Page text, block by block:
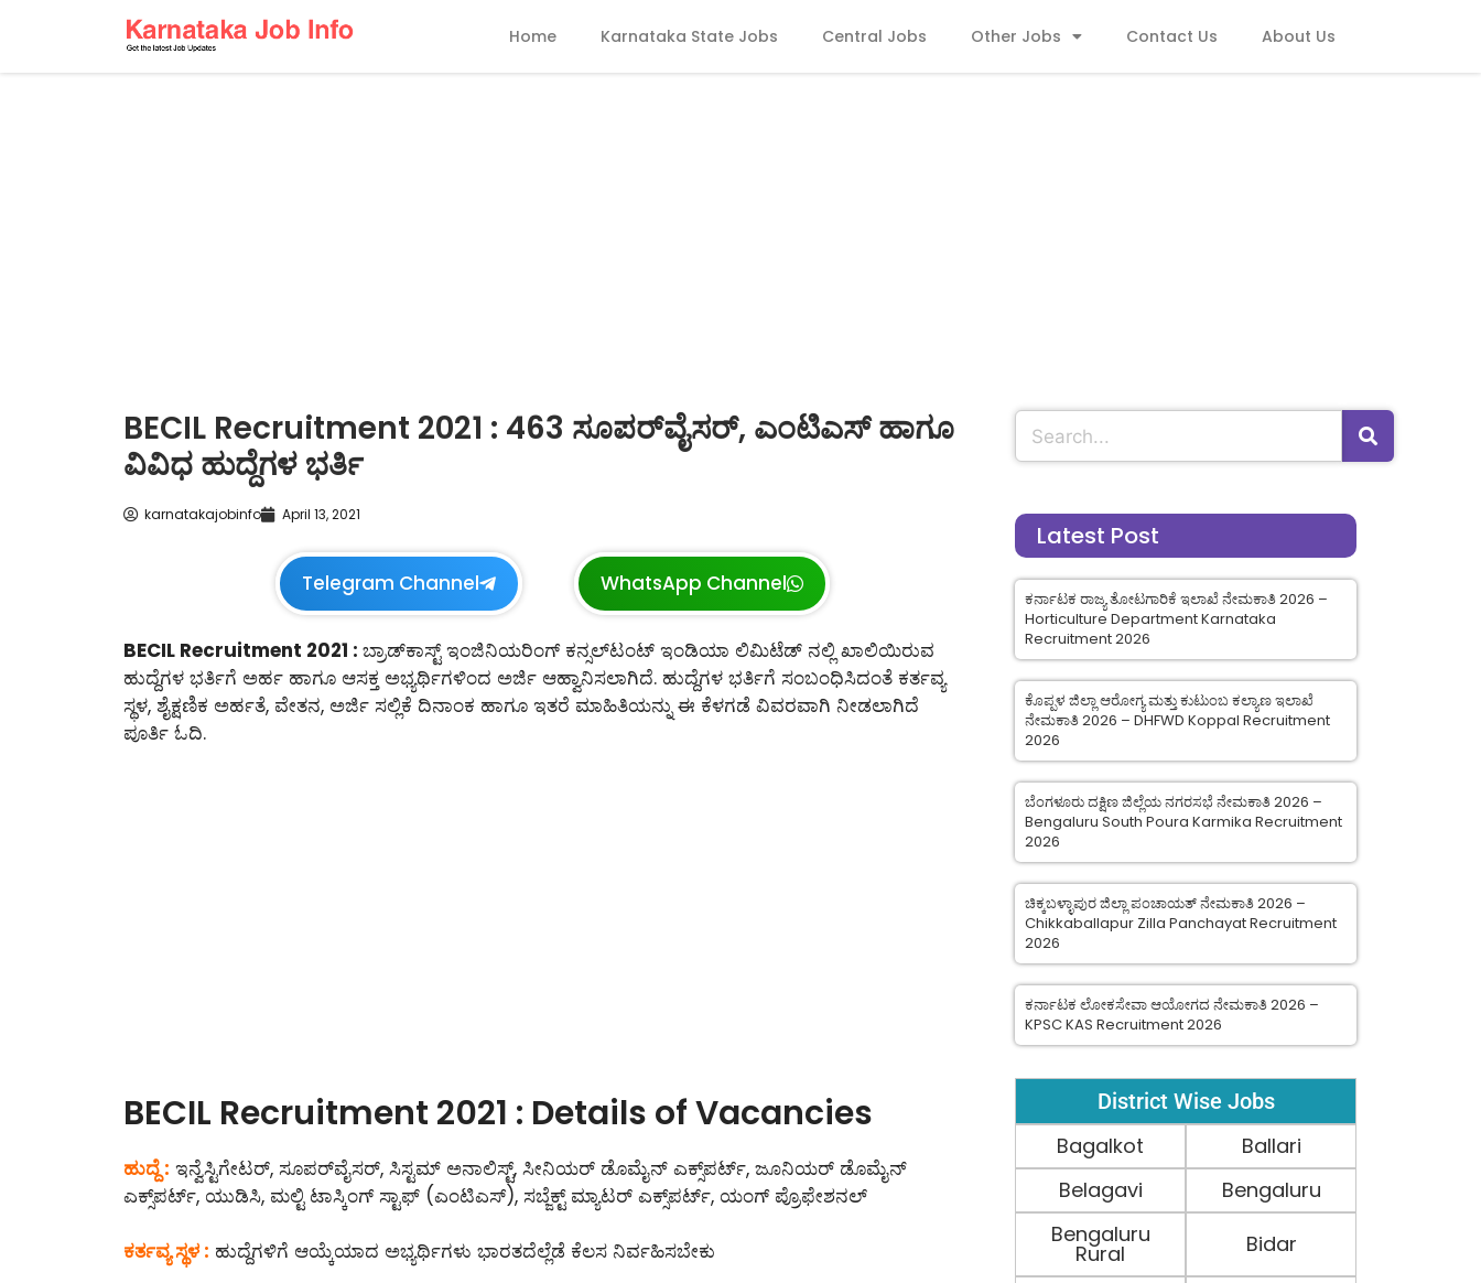
Home Karnataka State Jobs Central Jobs Other Jobs Contact Us About Us
BECIL Recruitment 2021 : 463 ಸೂಪರ್‌ವೈಸರ್, ಎಂಟಿಎಸ್ ಹಾಗೂ
ವಿವಿಧ ಹುದ್ದೆಗಳ ಭರ್ತಿ
karnatakajobinfo April 13, 2021
Telegram Channel WhatsApp Channel
BECIL Recruitment 2021 : ಬ್ರಾಡ್‌ಕಾಸ್ಟ್ ಇಂಜಿನಿಯರಿಂಗ್ ಕನ್ಸಲ್‌ಟಂಟ್‌ ಇಂಡಿಯಾ ಲಿಮಿಟೆಡ್‌ ನಲ್ಲಿ ಖಾಲಿಯಿರುವ
ಹುದ್ದೆಗಳ ಭರ್ತಿಗೆ ಅರ್ಹ ಹಾಗೂ ಆಸಕ್ತ ಅಭ್ಯರ್ಥಿಗಳಿಂದ ಅರ್ಜಿ ಆಹ್ವಾನಿಸಲಾಗಿದೆ. ಹುದ್ದೆಗಳ ಭರ್ತಿಗೆ ಸಂಬಂಧಿಸಿದಂತೆ ಕರ್ತವ್ಯ
ಸ್ಥಳ, ಶೈಕ್ಷಣಿಕ ಅರ್ಹತೆ, ವೇತನ, ಅರ್ಜಿ ಸಲ್ಲಿಕೆ ದಿನಾಂಕ ಹಾಗೂ ಇತರೆ ಮಾಹಿತಿಯನ್ನು ಈ ಕೆಳಗಡೆ ವಿವರವಾಗಿ ನೀಡಲಾಗಿದೆ
ಪೂರ್ತಿ ಓದಿ.
BECIL Recruitment 2021 : Details of Vacancies
ಹುದ್ದೆ : ಇನ್ವೆಸ್ಟಿಗೇಟರ್, ಸೂಪರ್‌ವೈಸರ್, ಸಿಸ್ಟಮ್‌ ಅನಾಲಿಸ್ಟ್‌, ಸೀನಿಯರ್ ಡೊಮೈನ್ ಎಕ್ಸ್‌ಪರ್ಟ್‌, ಜೂನಿಯರ್ ಡೊಮೈನ್
ಎಕ್ಸ್‌ಪರ್ಟ್‌, ಯುಡಿಸಿ, ಮಲ್ಟಿ ಟಾಸ್ಕಿಂಗ್ ಸ್ಟಾಫ್‌ (ಎಂಟಿಎಸ್), ಸಬ್ಜೆಕ್ಟ್‌ ಮ್ಯಾಟರ್ ಎಕ್ಸ್‌ಪರ್ಟ್, ಯಂಗ್ ಪ್ರೊಫೇಶನಲ್
ಕರ್ತವ್ಯ ಸ್ಥಳ : ಹುದ್ದೆಗಳಿಗೆ ಆಯ್ಕೆಯಾದ ಅಭ್ಯರ್ಥಿಗಳು ಭಾರತದೆಲ್ಲೆಡೆ ಕೆಲಸ ನಿರ್ವಹಿಸಬೇಕು
Latest Post
ಕರ್ನಾಟಕ ರಾಜ್ಯ ತೋಟಗಾರಿಕೆ ಇಲಾಖೆ ನೇಮಕಾತಿ 2026 –
Horticulture Department Karnataka
Recruitment 2026
ಕೊಪ್ಪಳ ಜಿಲ್ಲಾ ಆರೋಗ್ಯ ಮತ್ತು ಕುಟುಂಬ ಕಲ್ಯಾಣ ಇಲಾಖೆ
ನೇಮಕಾತಿ 2026 – DHFWD Koppal Recruitment
2026
ಬೆಂಗಳೂರು ದಕ್ಷಿಣ ಜಿಲ್ಲೆಯ ನಗರಸಭೆ ನೇಮಕಾತಿ 2026 –
Bengaluru South Poura Karmika Recruitment
2026
ಚಿಕ್ಕಬಳ್ಳಾಪುರ ಜಿಲ್ಲಾ ಪಂಚಾಯತ್ ನೇಮಕಾತಿ 2026 –
Chikkaballapur Zilla Panchayat Recruitment
2026
ಕರ್ನಾಟಕ ಲೋಕಸೇವಾ ಆಯೋಗದ ನೇಮಕಾತಿ 2026 –
KPSC KAS Recruitment 2026
District Wise Jobs
Bagalkot
Ballari
Belagavi
Bengaluru
Bengaluru
Rural Bidar